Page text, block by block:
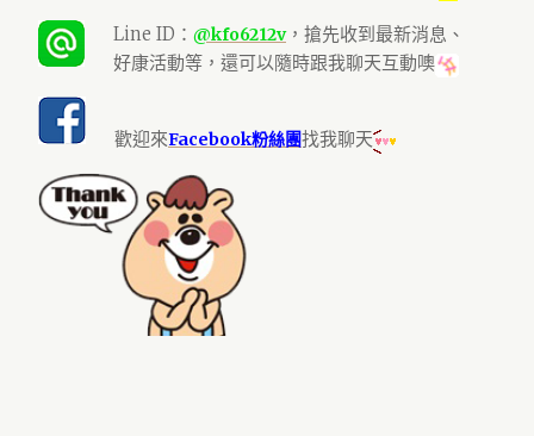
Line ID： @kfo6212v，搶先收到最新消息、
好康活動等，還可以隨時跟我聊天互動噢
歡迎來Facebook粉絲團找我聊天